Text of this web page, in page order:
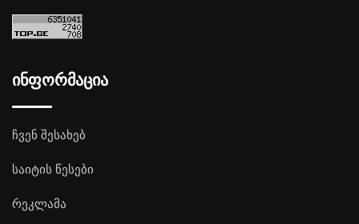
ინფორმაცია
ჩვენ შესახებ
საიტის წესები
რეკლამა